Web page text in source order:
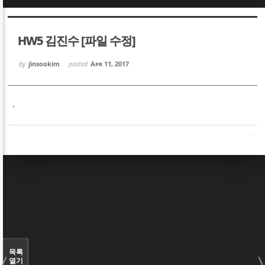
HW5 김진수 [파일 수정]
by jinsookim posted Apr 11, 2017
.
목록
열기
Sketchbook5, 스케치북5
Sketchbook5, 스케치북5
Sketchbook5, 스케치북5
Sketchbook5, 스케치북5